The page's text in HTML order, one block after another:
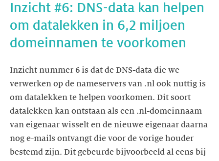
Inzicht #6: DNS-data kan helpen
om datalekken in 6,2 miljoen
domeinnamen te voorkomen
Inzicht nummer 6 is dat de DNS-data die we
verwerken op de nameservers van .nl ook nuttig is
om datalekken te helpen voorkomen. Dit soort
datalekken kan ontstaan als een .nl-domeinnaam
van eigenaar wisselt en de nieuwe eigenaar daarna
nog e-mails ontvangt die voor de vorige houder
bestemd zijn. Dit gebeurde bijvoorbeeld al eens bij